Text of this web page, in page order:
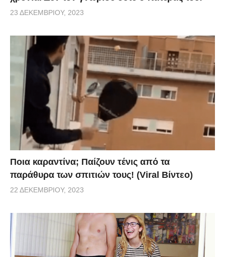
23 ΔΕΚΕΜΒΡΊΟΥ, 2023
Ποια καραντίνα; Παίζουν τένις από τα
παράθυρα των σπιτιών τους! (Viral Βίντεο)
22 ΔΕΚΕΜΒΡΊΟΥ, 2023